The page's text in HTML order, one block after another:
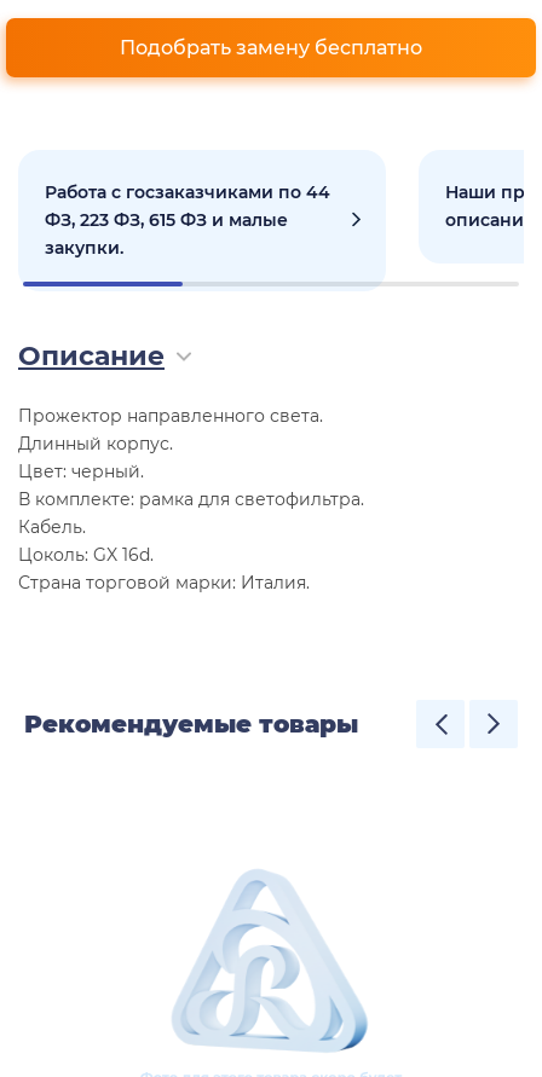
Подобрать замену бесплатно
Работа с госзаказчиками по 44
ФЗ, 223 ФЗ, 615 ФЗ и малые
закупки.
Наши
Описание
Прожектор направленного света.
Длинный корпус.
Цвет: черный.
В комплекте: рамка для светофильтра.
Кабель.
Цоколь: GX 16d.
Страна торговой марки: Италия.
Рекомендуемые товары